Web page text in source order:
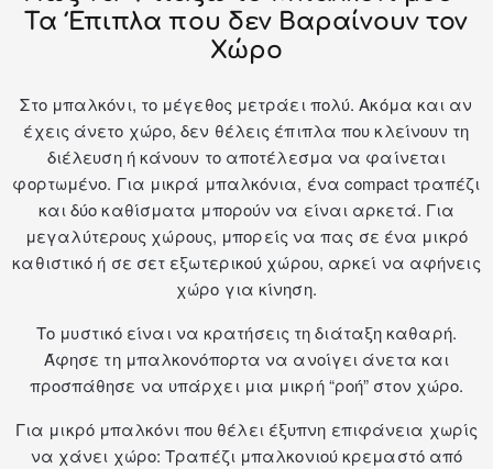
Τα Έπιπλα που δεν Βαραίνουν τον
Χώρο
Στο μπαλκόνι, το μέγεθος μετράει πολύ. Ακόμα και αν
έχεις άνετο χώρο, δεν θέλεις έπιπλα που κλείνουν τη
διέλευση ή κάνουν το αποτέλεσμα να φαίνεται
φορτωμένο. Για μικρά μπαλκόνια, ένα compact τραπέζι
και δύο καθίσματα μπορούν να είναι αρκετά. Για
μεγαλύτερους χώρους, μπορείς να πας σε ένα μικρό
καθιστικό ή σε σετ εξωτερικού χώρου, αρκεί να αφήνεις
χώρο για κίνηση.
Το μυστικό είναι να κρατήσεις τη διάταξη καθαρή.
Άφησε τη μπαλκονόπορτα να ανοίγει άνετα και
προσπάθησε να υπάρχει μια μικρή “ροή” στον χώρο.
Για μικρό μπαλκόνι που θέλει έξυπνη επιφάνεια χωρίς
να χάνει χώρο: Τραπέζι μπαλκονιού κρεμαστό από